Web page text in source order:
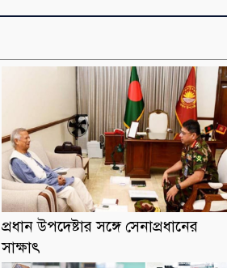
প্রধান উপদেষ্টার সঙ্গে সেনাপ্রধানের
সাক্ষাৎ